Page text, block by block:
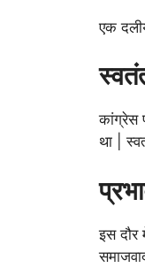
एक
कांग्रेस
था |
इस